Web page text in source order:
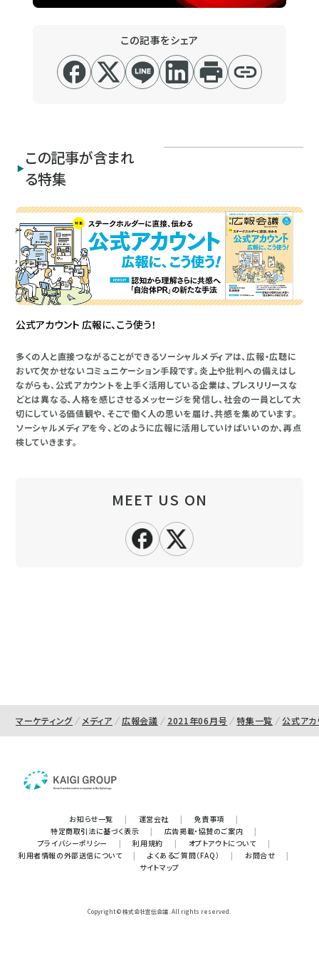
この記事をシェア
この記事が含まれ
る特集
公式アカウント 広報に、こう使う！
多くの人と直接つながることができるソーシャルメディアは、広報・広聴に
おいて欠かせないコミュニケーション手段です。炎上や批判への備えはし
ながらも、公式アカウントを上手く活用している企業は、プレスリリースな
どとは異なる、人格を感じさせるメッセージを発信し、社会の一員として大
切にしている価値観や、そこで働く人の思いを届け、共感を集めています。
ソーシャルメディアを今、どのように広報に活用していけばいいのか、再点
検していきます。
MEET US ON
マーケティング メディア 広報会議 2021年06月号 特集一覧 公式アカ
お知らせ一覧 | 運営会社 | 免責事項
|
特定商取引法に基づく表示
| 広告掲載・協賛のご案内
|
プライバシーポリシー
| 利用規約 | オプトアウトについて
|
利用者情報の外部送信について
| よくあるご質問（FAQ） | お問合せ
|
サイトマップ
Copyright © 株式会社宣伝会議. All rights reserved.